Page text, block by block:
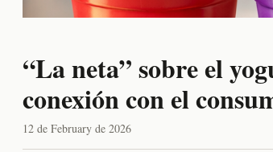
“La neta” sobre el
conexión con el
12 de February de 2026